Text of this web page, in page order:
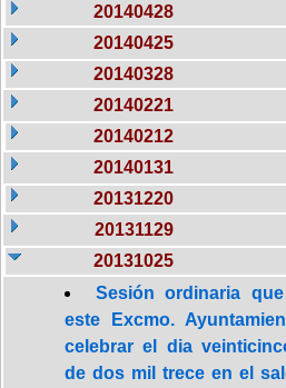
20140428
20140425
20140328
20140221
20140212
20140131
20131220
20131129
20131025
Sesión ordinaria
este Excmo.
celebrar el dia
de dos mil trece en el